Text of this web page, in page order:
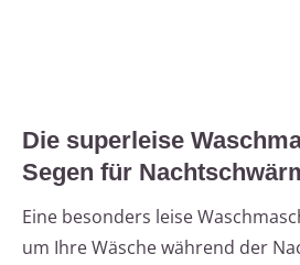
Die superleise
Segen für
Eine besonders leise
um Ihre Wäsche während der